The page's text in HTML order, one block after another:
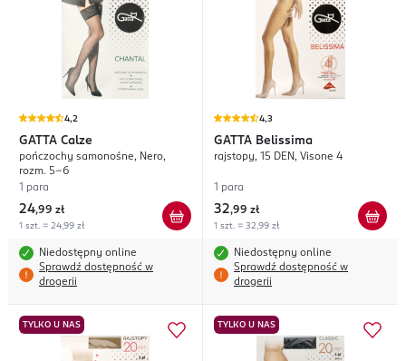
4,2
GATTA Calze
pończochy samonośne, Nero,
rozm. 5-6
1 para
24,99 zł
1 szt. = 24,99 zł
Niedostępny online
Sprawdź dostępność w
drogerii
4,3
GATTA Belissima
rajstopy, 15 DEN, Visone 4
1 para
32,99 zł
1 szt. = 32,99 zł
Niedostępny online
Sprawdź dostępność w
drogerii
TYLKO U NAS TYLKO U NAS